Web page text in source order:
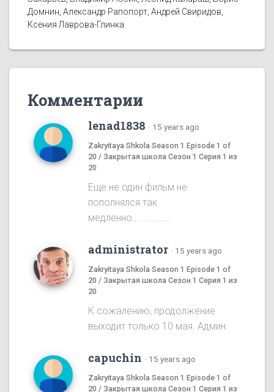
Домнин, Александр Рапопорт, Андрей Свиридов,
Ксения Лаврова-Глинка
Комментарии
lenad1838 · 15 years ago
Zakryitaya Shkola Season 1 Episode 1 of
20 / Закрытая школа Сезон 1 Серия 1 из
20
Еще не один фильм не
пополнялся так
медленно................
administrator · 15 years ago
Zakryitaya Shkola Season 1 Episode 1 of
20 / Закрытая школа Сезон 1 Серия 1 из
20
К сожалению, продолжение
выходит только 10 мая. Админ.
capuchin · 15 years ago
Zakryitaya Shkola Season 1 Episode 1 of
20 / Закрытая школа Сезон 1 Серия 1 из